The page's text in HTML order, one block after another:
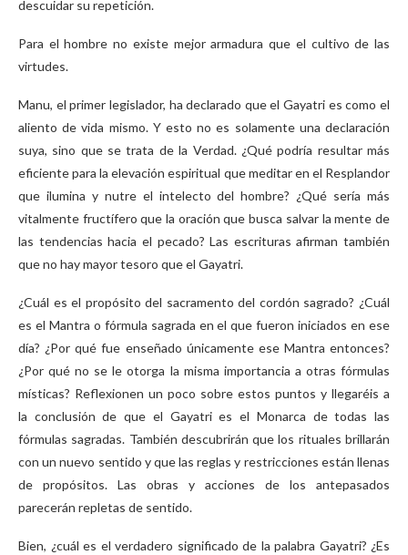
descuidar su repetición.
Para el hombre no existe mejor armadura que el cultivo de las
virtudes.
Manu, el primer legislador, ha declarado que el Gayatri es como el
aliento de vida mismo. Y esto no es solamente una declaración
suya, sino que se trata de la Verdad. ¿Qué podría resultar más
eficiente para la elevación espiritual que meditar en el Resplandor
que ilumina y nutre el intelecto del hombre? ¿Qué sería más
vitalmente fructífero que la oración que busca salvar la mente de
las tendencias hacia el pecado? Las escrituras afirman también
que no hay mayor tesoro que el Gayatri.
¿Cuál es el propósito del sacramento del cordón sagrado? ¿Cuál
es el Mantra o fórmula sagrada en el que fueron iniciados en ese
día? ¿Por qué fue enseñado únicamente ese Mantra entonces?
¿Por qué no se le otorga la misma importancia a otras fórmulas
místicas? Reflexionen un poco sobre estos puntos y llegaréis a
la conclusión de que el Gayatri es el Monarca de todas las
fórmulas sagradas. También descubrirán que los rituales brillarán
con un nuevo sentido y que las reglas y restricciones están llenas
de propósitos. Las obras y acciones de los antepasados
parecerán repletas de sentido.
Bien, ¿cuál es el verdadero significado de la palabra Gayatri? ¿Es